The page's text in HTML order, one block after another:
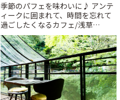
季節のパフェを味わいに♪ アンテ
ィークに囲まれて、時間を忘れて
過ごしたくなるカフェ/浅草
「annorum cafe」 | ことりっぷ